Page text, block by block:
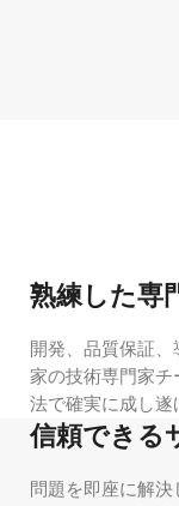
熟練した専
開発、品質保証
家の技術専門家
法で確実に成し遂
信頼できる
問題を即座に解